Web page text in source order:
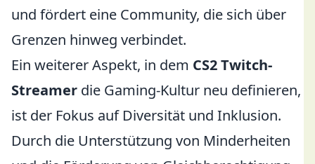
und fördert eine Community, die sich über
Grenzen hinweg verbindet.
Ein weiterer Aspekt, in dem CS2 Twitch-
Streamer die Gaming-Kultur neu definieren,
ist der Fokus auf Diversität und Inklusion.
Durch die Unterstützung von Minderheiten